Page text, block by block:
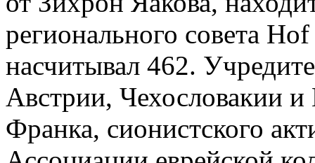
регионального совета
насчитывал 462.
Австрии, Чехословакии
Франка, сионистского